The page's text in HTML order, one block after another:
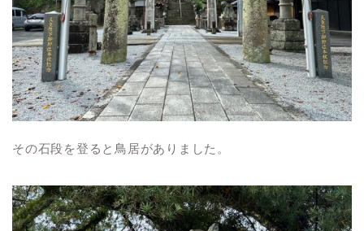
その石段を登ると鳥居がありました。